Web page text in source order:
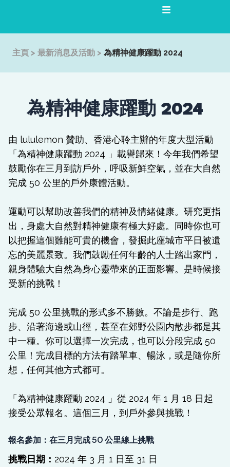
主
主頁 > 最新消息及活動 > 為精神健康躍動 2024
為精神健康躍動 2024
由 lululemon 贊助、香港心聆主辦的年度大型活動
「為精神健康躍動 2024 」載譽歸來！今年我們希望
鼓勵你在三月到訪戶外，呼吸新鮮空氣，並在大自然
完成 50 公里的戶外康體活動。
運動可以幫助改善我們的精神及情緒健康。研究更指
出，身處大自然對精神健康有極大好處。同時你也可
以把握這個難能可貴的機會，發掘此座城市平日被遺
忘的美麗景致。我們鼓勵任何年齡的人士踏出家門，
親身體驗大自然為身心靈帶來的正面影響。是時候接
受新的挑戰！
完成 50 公里挑戰的形式多不勝數。不論是步行、跑
步、沿著海邊或山徑，甚至在郊野公園内散步都是其
中一種。你可以選擇一次完成，也可以分段完成 50
公里！完成目標的方法有踏單車、暢泳，或是隨你所
想，任何其他方式都可。
「為精神健康躍動 2024 」從 2024 年 1 月 18 日起
接受公眾報名。這個三月，到戶外參與挑戰！
報名參加：在三月完成 50 公里線上挑戰
挑戰日期： 2024 年 3 月 1 日至 31 日